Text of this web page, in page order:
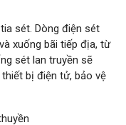
sét. Dòng điện sét
xuống bãi tiếp địa, từ
sét lan truyền sẽ
bị điện tử, bảo vệ